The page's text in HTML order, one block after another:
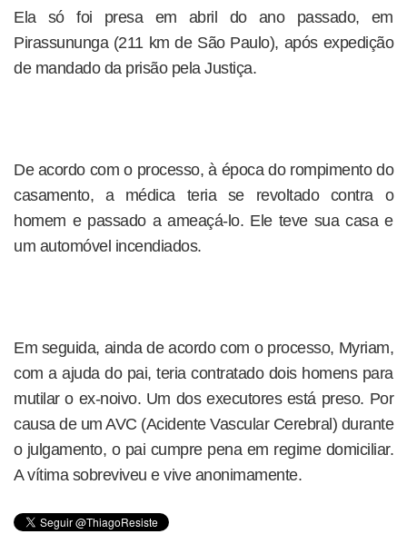
Ela só foi presa em abril do ano passado, em
Pirassununga (211 km de São Paulo), após expedição
de mandado da prisão pela Justiça.
De acordo com o processo, à época do rompimento do
casamento, a médica teria se revoltado contra o
homem e passado a ameaçá-lo. Ele teve sua casa e
um automóvel incendiados.
Em seguida, ainda de acordo com o processo, Myriam,
com a ajuda do pai, teria contratado dois homens para
mutilar o ex-noivo. Um dos executores está preso. Por
causa de um AVC (Acidente Vascular Cerebral) durante
o julgamento, o pai cumpre pena em regime domiciliar.
A vítima sobreviveu e vive anonimamente.